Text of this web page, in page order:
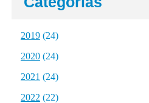
2019(24)
2020(24)
2021 (24)
2022 (22)